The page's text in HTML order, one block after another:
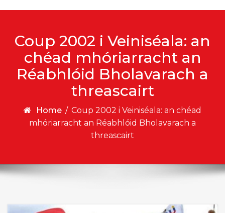
Coup 2002 i Veiniséala: an
chéad mhóriarracht an
Réabhlóid Bholavarach a
threascairt
Home / Coup 2002 i Veiniséala: an chéad
mhóriarracht an Réabhlóid Bholavarach a
threascairt